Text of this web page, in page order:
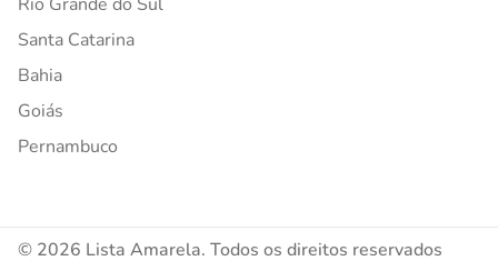
Santa Catarina
Bahia
Goiás
Pernambuco
© 2026 Lista Amarela. Todos os direitos reservados